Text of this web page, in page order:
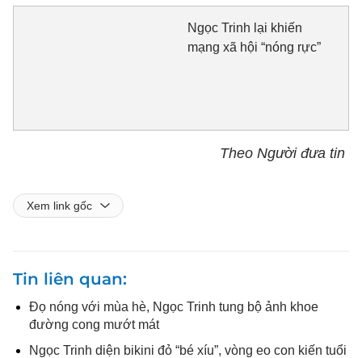
Ngọc Trinh lại khiến
mạng xã hội “nóng rực”
Theo Người đưa tin
Xem link gốc
Tin liên quan
Đọ nóng với mùa hè, Ngọc Trinh tung bộ ảnh khoe
đường cong mướt mát
Ngọc Trinh diện bikini đỏ “bé xíu”, vòng eo con kiến tuổi